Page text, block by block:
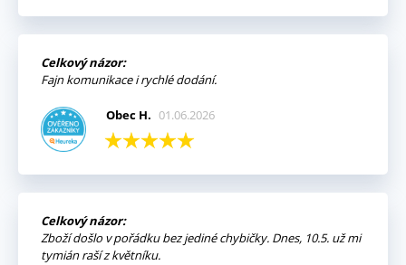
Celkový názor:
Fajn komunikace i rychlé dodání.
Obec H. 01.06.2026
Celkový názor:
Zboží došlo v pořádku bez jediné chybičky. Dnes, 10.5. už mi
tymián raší z květníku.